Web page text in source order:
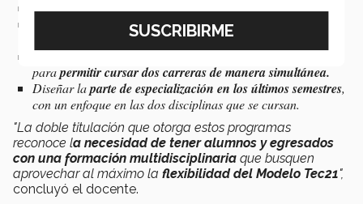
Aprovechar lasentradas comunes del Modelo Tec21.
unidades de formación de ambas carreras en
parapermitir cursar dos carreras de manera simultánea.
Diseñar laparte de especialización en los últimos semestres,
con un enfoque en las dos disciplinas que se cursan.
"La doble titulación que otorga estos programas
reconoce la necesidad de tener alumnos y egresados
con una formación multidisciplinaria que busquen
aprovechar al máximo la flexibilidad del Modelo Tec21",
concluyó el docente.